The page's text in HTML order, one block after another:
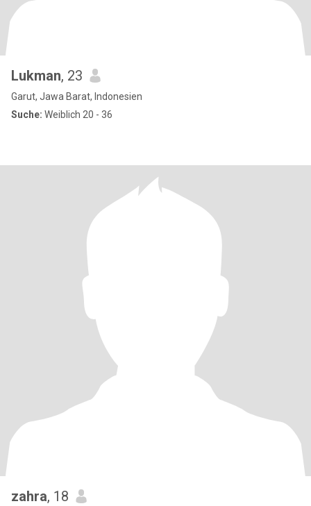
Lukman, 23
Garut, Jawa Barat, Indonesien
Suche: Weiblich 20 - 36
zahra, 18